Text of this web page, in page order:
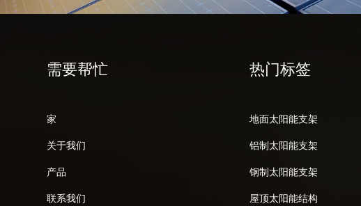
需要帮忙
家
关于我们
产品
联系我们
热门标签
地面太阳能支架
铝制太阳能支架
钢制太阳能支架
屋顶太阳能结构